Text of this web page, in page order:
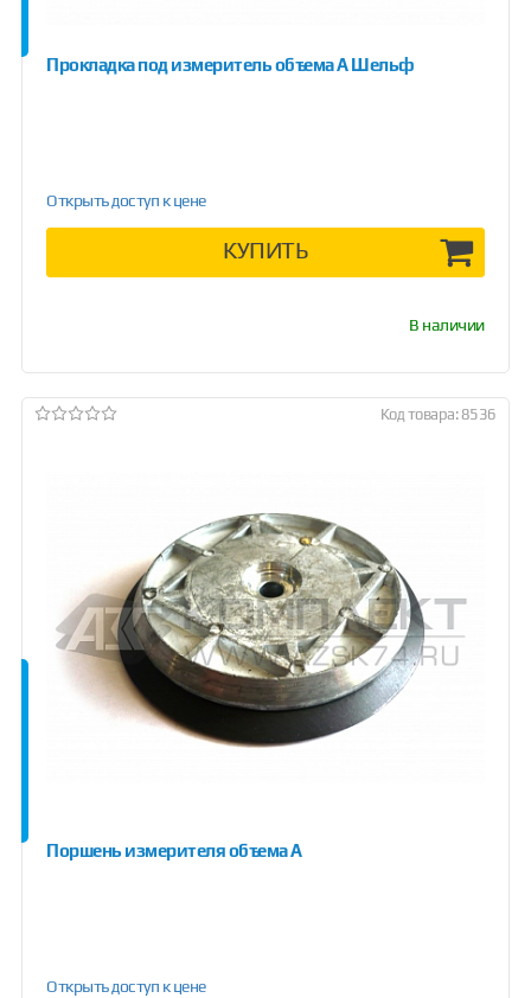
Прокладка под измеритель объема А Шельф
Открыть доступ к цене
КУПИТЬ
В наличии
Код товара: 8536
Поршень измерителя объема А
Открыть доступ к цене